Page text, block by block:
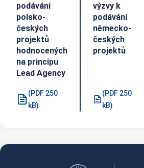
podávání
polsko-
českých
projektů
hodnocených
na principu
Lead Agency
(PDF 250
kB)
výzvy k
podávání
německo-
českých
projektů
(PDF 250
kB)